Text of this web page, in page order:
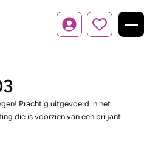
Inloggen
Prachtig uitgevoerd in het
die is voorzien van een briljant